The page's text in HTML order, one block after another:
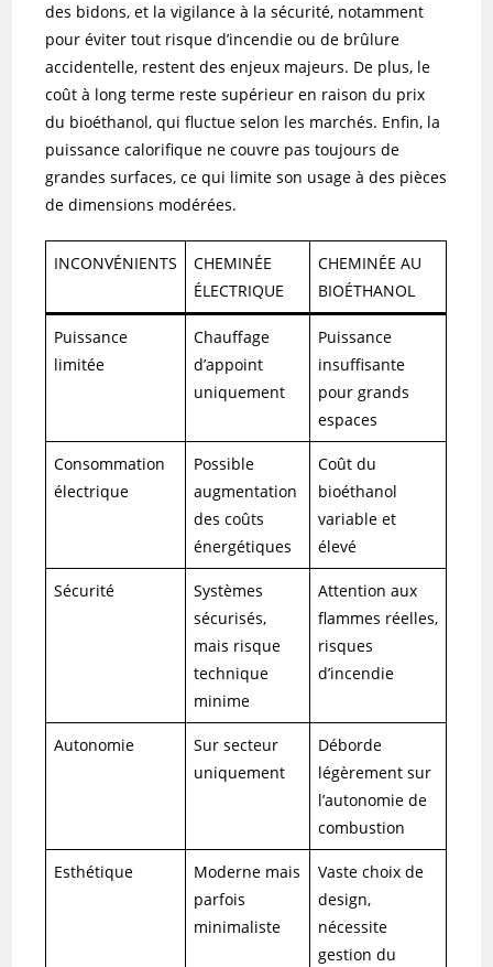
des bidons, et la vigilance à la sécurité, notamment
pour éviter tout risque d’incendie ou de brûlure
accidentelle, restent des enjeux majeurs. De plus, le
coût à long terme reste supérieur en raison du prix
du bioéthanol, qui fluctue selon les marchés. Enfin, la
puissance calorifique ne couvre pas toujours de
grandes surfaces, ce qui limite son usage à des pièces
de dimensions modérées.
INCONVÉNIENTS
CHEMINÉE
ÉLECTRIQUE
CHEMINÉE AU
BIOÉTHANOL
Puissance
limitée
Chauffage
d’appoint
uniquement
Puissance
insuffisante
pour grands
espaces
Consommation
électrique
Possible
augmentation
des coûts
énergétiques
Coût du
bioéthanol
variable et
élevé
Sécurité
Systèmes
sécurisés,
mais risque
technique
minime
Attention aux
flammes réelles,
risques
d’incendie
Autonomie
Sur secteur
uniquement
Déborde
légèrement sur
l’autonomie de
combustion
Esthétique
Moderne mais
parfois
minimaliste
Vaste choix de
design,
nécessite
gestion du